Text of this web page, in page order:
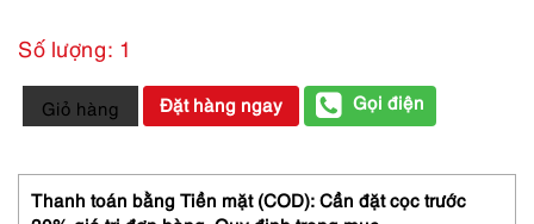
Số lượng: 1
5557-
Gọng
nữ-
Mới/Chưa
Giỏ hàng Đặt hàng ngay Gọi điện
Thanh toán bằng Tiền mặt (COD): Cần đặt cọc trước